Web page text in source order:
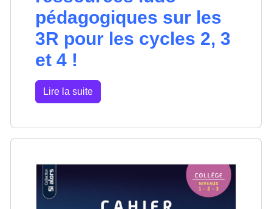
pédagogiques sur les
3R pour les cycles 2, 3
et 4 !
Lire la suite